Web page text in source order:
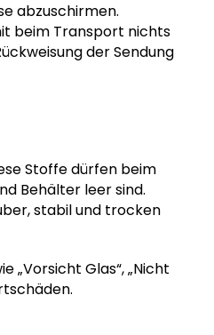
abzuschirmen.
beim Transport nichts
der Sendung
Stoffe dürfen beim
Behälter leer sind.
stabil und trocken
„Vorsicht Glas“, „Nicht